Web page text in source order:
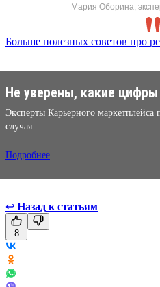
Мария Оборина,
Больше полезных советов про
Не уверены, какие цифры
Эксперты Карьерного
случая
Подробнее
↩ Назад к статьям
8